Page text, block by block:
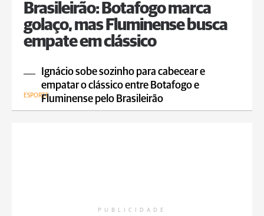
Brasileirão: Botafogo marca
golaço, mas Fluminense busca
empate em clássico
Ignácio sobe sozinho para cabecear e
empatar o clássico entre Botafogo e
Fluminense pelo Brasileirão
ESPORTE
PUBLICIDADE